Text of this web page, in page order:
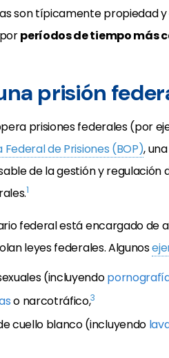
son típicamente propiedad
períodos de tiempo más
prisión
prisiones federales (por
Federal de Prisiones (BOP),
de la gestión y regulación
1
federal está encargado de
leyes federales. Algunos
(incluyendo
o narcotráfico,3
cuello blanco (incluyendo